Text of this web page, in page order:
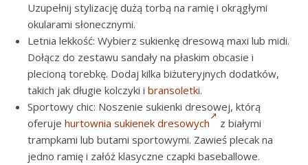
Uzupełnij stylizację dużą torbą na ramię i okrągłymi
okularami słonecznymi.
Letnia lekkość: Wybierz sukienkę dresową maxi lub midi.
Dołącz do zestawu sandały na płaskim obcasie i
plecioną torebkę. Dodaj kilka biżuteryjnych dodatków,
takich jak długie kolczyki i bransoletki.
Sportowy chic: Noszenie sukienki dresowej, którą
oferuje hurtownia sukienek dresowych
z białymi
trampkami lub butami sportowymi. Zawieś plecak na
jedno ramię i załóż klasyczne czapki baseballowe.